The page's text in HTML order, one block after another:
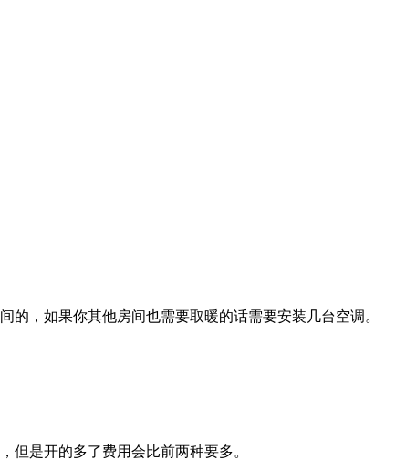
，如果你其他房间也需要取暖的话需要安装几台空调。
是开的多了费用会比前两种要多。